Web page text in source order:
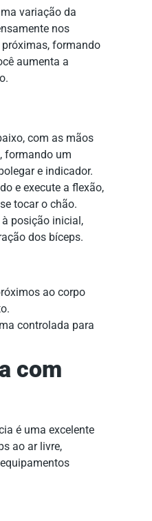
variação da
nos
formando
aumenta a
com as mãos
formando um
e indicador.
e execute a flexão,
tocar o chão.
posição inicial,
dos bíceps.
ao corpo
controlada para
com
é uma excelente
ao ar livre,